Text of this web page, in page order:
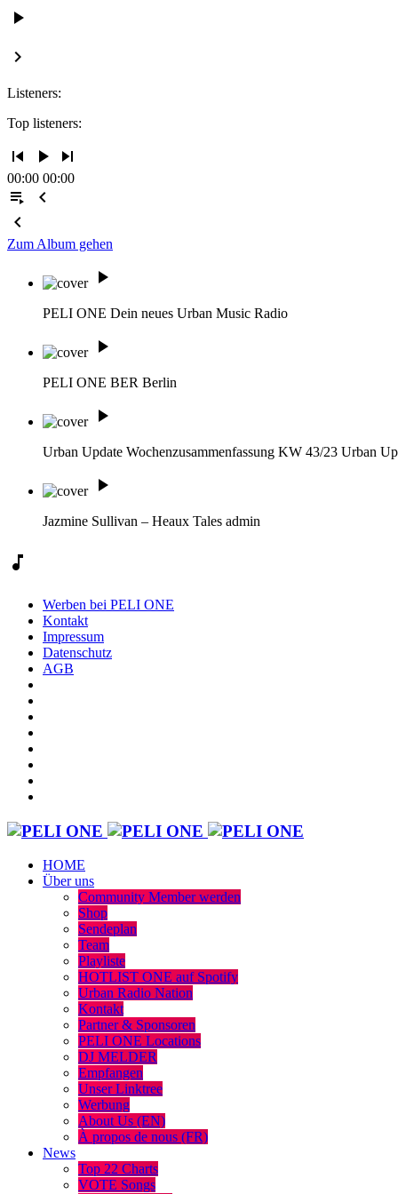
play_arrow
keyboard_arrow_right
Listeners:
Top listeners:
skip_previous play_arrow skip_next
00:00 00:00
playlist_play
chevron_left
chevron_left
Zum Album gehen
play_arrow
PELI ONE Dein neues Urban Music Radio
play_arrow
PELI ONE BER Berlin
play_arrow
Urban Update Wochenzusammenfassung KW 43/23 Urban
play_arrow
Jazmine Sullivan – Heaux Tales admin
music_note
Werben bei PELI ONE
Kontakt
Impressum
Datenschutz
AGB
HOME
Über uns
Community Member werden
Shop
Sendeplan
Team
Playliste
HOTLIST ONE auf Spotify
Urban Radio Nation
Kontakt
Partner & Sponsoren
PELI ONE Locations
DJ MELDER
Empfangen
Unser Linktree
Werbung
About Us (EN)
À propos de nous (FR)
News
Top 22 Charts
VOTE Songs